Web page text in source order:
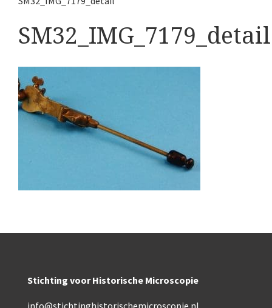
Elektrische meetapparatuur
Boeken
Divers
Culpeper (ca. 1735)
Cuff (ca. 1745)
volgens Culpeper (1750-1780)
Nachet, ‘grand modèle’ (1856-1862)
SM32_IMG_7179_detail
Stichting voor Historische Microscopie
info@stichtinghistorischemicroscopie.nl